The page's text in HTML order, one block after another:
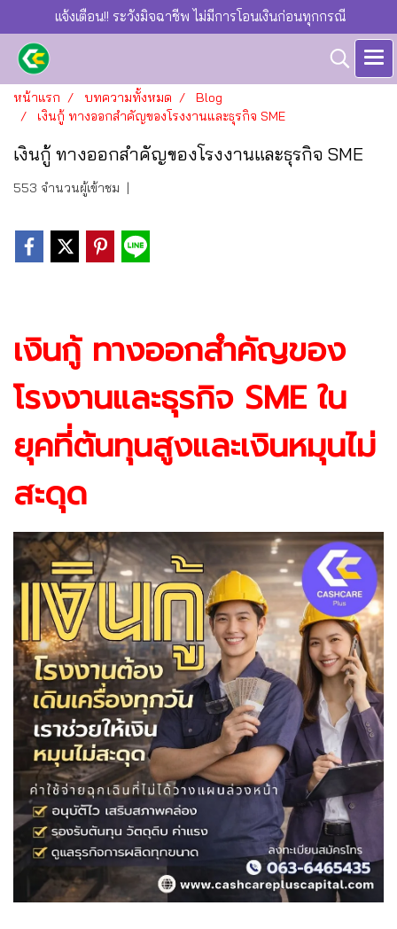
แจ้งเตือน!! ระวังมิจฉาชีพ ไม่มีการโอนเงินก่อนทุกกรณี
หน้าแรก บทความทั้งหมด
Blog
เงินกู้ ทางออกสำคัญของโรงงานและธุรกิจ SME
เงินกู้ ทางออกสำคัญของโรงงานและธุรกิจ SME
553 จำนวนผู้เข้าชม |
เงินกู้ ทางออกสำคัญของ
โรงงานและธุรกิจ SME ใน
ยุคที่ต้นทุนสูงและเงินหมุนไม่
สะดุด